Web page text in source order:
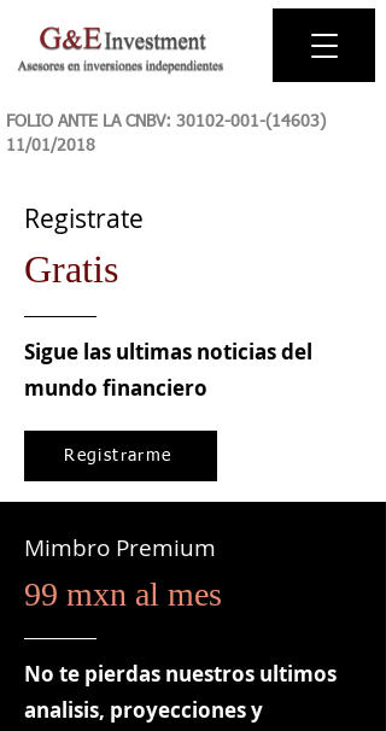
FOLIO ANTE LA CNBV: 30102-001-(14603)
11/01/2018
Registrate
Gratis
Sigue las ultimas noticias del
mundo financiero
Registrarme
Mimbro Premium
99 mxn al mes
No te pierdas nuestros ultimos
analisis, proyecciones y